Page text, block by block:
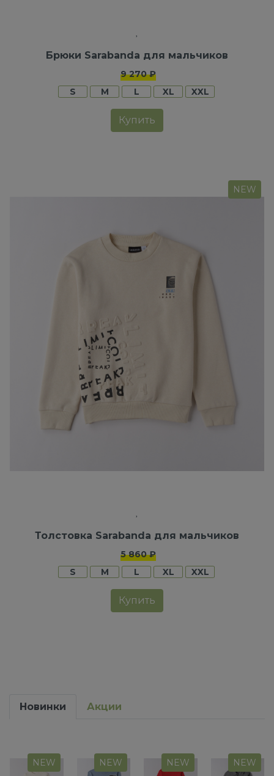
Брюки Sarabanda для мальчиков
9 270 ₽
S
M L XL XXL
Купить
NEW
Толстовка Sarabanda для мальчиков
5 860 ₽
S
M L XL XXL
Купить
Новинки Акции
NEW NEW NEW NEW